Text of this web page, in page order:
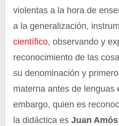
violentas a la hora de
a la generalización,
científico, observando y
reconocimiento de las
su denominación y
materna antes de
embargo, quien es
la didáctica esJuan